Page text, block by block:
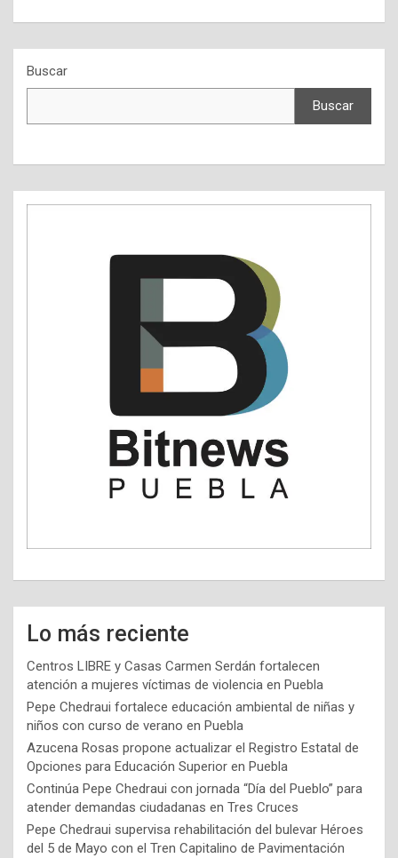
Buscar
Buscar
Lo más reciente
Centros LIBRE y Casas Carmen Serdán fortalecen
atención a mujeres víctimas de violencia en Puebla
Pepe Chedraui fortalece educación ambiental de niñas y
niños con curso de verano en Puebla
Azucena Rosas propone actualizar el Registro Estatal de
Opciones para Educación Superior en Puebla
Continúa Pepe Chedraui con jornada “Día del Pueblo” para
atender demandas ciudadanas en Tres Cruces
Pepe Chedraui supervisa rehabilitación del bulevar Héroes
del 5 de Mayo con el Tren Capitalino de Pavimentación